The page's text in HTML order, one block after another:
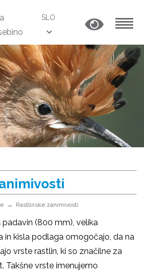
SLO
Rastlinske zanimivosti
padavin (800 mm), velika
in kisla podlaga omogočajo, da na
vrste rastlin, ki so značilne za
Takšne vrste imenujemo